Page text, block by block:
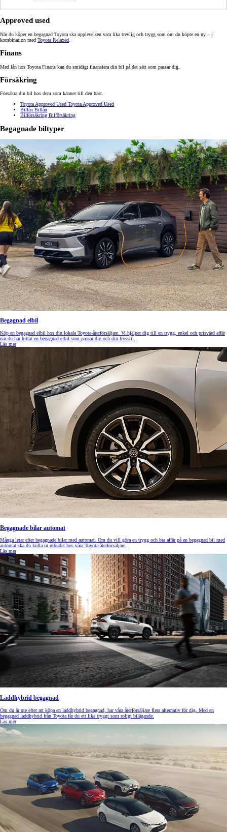
Approved used
När du köper en begagnad Toyota ska upplevelsen vara lika trevlig och trygg som om du köpte en ny – i
kombination med Toyota Relaxed
Finans
Med lån hos Toyota Finans kan du smidigt finansiera din bil på det sätt som passar dig.
Försäkring
Försäkra din bil hos dem som känner till den bäst.
Toyota Approved Used Toyota Approved Used
Billån Billån
Bilförsäkring Bilförsäkring
Begagnade biltyper
Begagnad elbil
Köp en begagnad elbil hos din lokala Toyota-återförsäljare. Vi hjälper dig till en trygg, enkel och prisvärd affär
när du har hittat en begagnad elbil som passar dig och din livsstil.
Läs mer
Begagnade bilar automat
Många letar efter begagnade bilar med automat. Om du vill göra en trygg och bra affär på en begagnad bil med
automat ska du kolla in utbudet hos våra Toyota-återförsäljare.
Läs mer
Laddhybrid begagnad
Om du är ute efter att köpa en laddhybrid begagnad, har våra återförsäljare flera alternativ för dig. Med en
begagnad laddhybrid från Toyota får du ett lika tryggt som roligt bilägande.
Läs mer